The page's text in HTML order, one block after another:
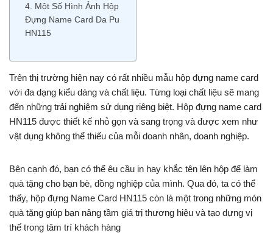
4. Một Số Hình Ảnh Hộp
Đựng Name Card Da Pu
HN115
Trên thị trường hiện nay có rất nhiều mẫu hộp đựng name card
với đa dạng kiểu dáng và chất liệu. Từng loại chất liệu sẽ mang
đến những trải nghiệm sử dụng riêng biệt. Hộp đựng name card
HN115 được thiết kế nhỏ gọn và sang trọng và được xem như
vật dụng không thể thiếu của mỗi doanh nhân, doanh nghiệp.
Bên cạnh đó, bạn có thể êu cầu in hay khắc tên lên hộp để làm
quà tặng cho bạn bè, đồng nghiệp của mình. Qua đó, ta có thể
thấy, hộp đựng Name Card HN115 còn là một trong những món
quà tặng giúp bạn nâng tầm giá trị thương hiệu và tạo dựng vị
thế trong tâm trí khách hàng